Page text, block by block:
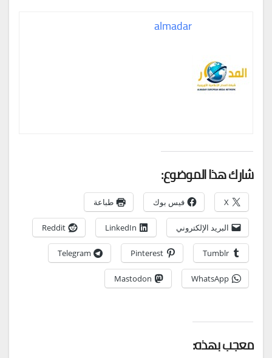
almadar
شارك هذا الموضوع:
X فيس بوك طباعة
البريد الإلكتروني LinkedIn
Reddit
Tumblr
Pinterest
Telegram
WhatsApp
Mastodon
معجب بهذه: